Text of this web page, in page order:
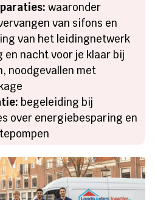
waaronder
van sifons en
van het leidingnetwerk
en nacht voor je klaar bij
noodgevallen met
begeleiding bij
over energiebesparing en